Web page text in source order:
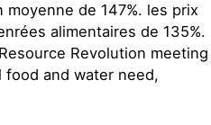
de 147%. les prix
alimentaires de 135%.
Revolution meeting
food and water need,